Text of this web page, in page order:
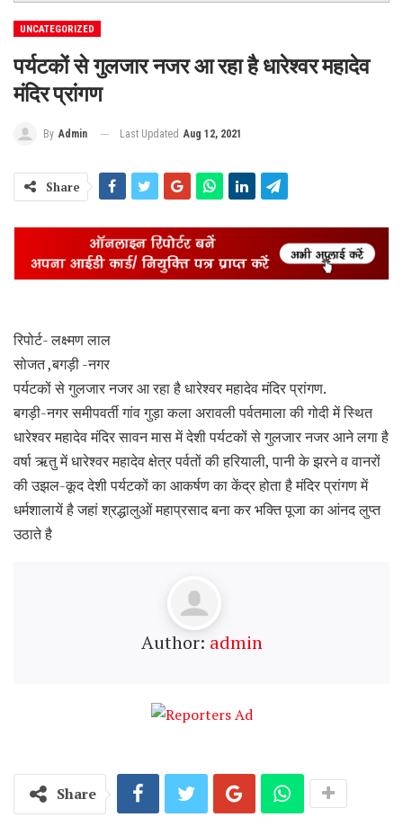
UNCATEGORIZED
पर्यटकों से गुलजार नजर आ रहा है धारेश्वर महादेव
मंदिर प्रांगण
By Admin Last Updated Aug 12, 2021
Share
रिपोर्ट- लक्ष्मण लाल
सोजत ,बगड़ी -नगर
पर्यटकों से गुलजार नजर आ रहा है धारेश्वर महादेव मंदिर प्रांगण.
बगड़ी-नगर समीपवर्ती गांव गुड़ा कला अरावली पर्वतमाला की गोदी में स्थित
धारेश्वर महादेव मंदिर सावन मास में देशी पर्यटकों से गुलजार नजर आने लगा है
वर्षा ऋतु में धारेश्वर महादेव क्षेत्र पर्वतों की हरियाली, पानी के झरने व वानरों
की उझल-कूद देशी पर्यटकों का आकर्षण का केंद्र होता है मंदिर प्रांगण में
धर्मशालायें है जहां श्रद्धालुओं महाप्रसाद बना कर भक्ति पूजा का आंनद लुप्त
उठाते है
Author: admin
Share